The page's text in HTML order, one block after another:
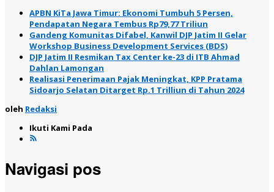
APBN KiTa Jawa Timur: Ekonomi Tumbuh 5 Persen,
Pendapatan Negara Tembus Rp79,77 Triliun
Gandeng Komunitas Difabel, Kanwil DJP Jatim II Gelar
Workshop Business Development Services (BDS)
DJP Jatim II Resmikan Tax Center ke-23 di ITB Ahmad
Dahlan Lamongan
Realisasi Penerimaan Pajak Meningkat, KPP Pratama
Sidoarjo Selatan Ditarget Rp.1 Trilliun di Tahun 2024
oleh Redaksi
Ikuti Kami Pada
Navigasi pos